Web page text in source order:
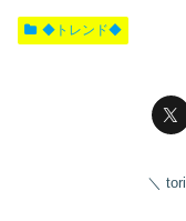
◆トレンド◆